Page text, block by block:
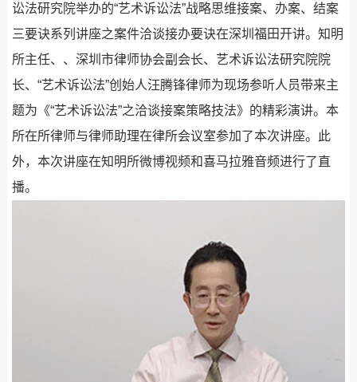
讼法研究院举办的“艺术诉讼法”战略思维接案、办案、结案
三要诀系列讲座之案件洽谈接办要诀在深圳福田开讲。知明
所主任、、深圳市律师协会副会长、艺术诉讼法研究院院
长、“艺术诉讼法”创始人汪腾锋律师为现场参听人员带来主
题为《“艺术诉讼法”之洽谈接案策略技法》的精彩演讲。本
所在所律师与律师助理在律所会议室参加了本次讲座。此
外，本次讲座在知明所微博视频和喜马拉雅音频进行了直
播。